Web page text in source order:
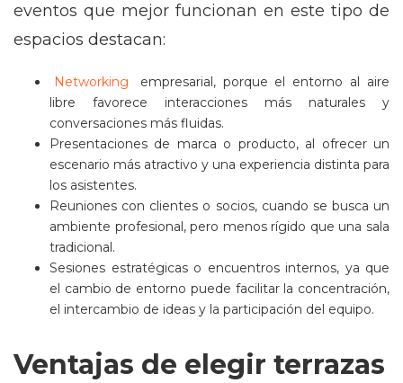
eventos que mejor funcionan en este tipo de
espacios destacan:
Networking
empresarial, porque el entorno al aire
libre favorece interacciones más naturales y
conversaciones más fluidas.
Presentaciones de marca o producto, al ofrecer un
escenario más atractivo y una experiencia distinta para
los asistentes.
Reuniones con clientes o socios, cuando se busca un
ambiente profesional, pero menos rígido que una sala
tradicional.
Sesiones estratégicas o encuentros internos, ya que
el cambio de entorno puede facilitar la concentración,
el intercambio de ideas y la participación del equipo.
Ventajas de elegir terrazas